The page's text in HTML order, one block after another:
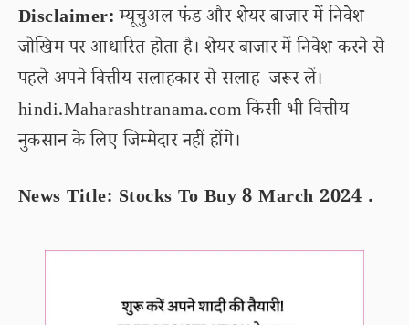
Disclaimer:म्यूचुअल फंड और शेयर बाजार में निवेश
जोखिम पर आधारित होता है। शेयर बाजार में निवेश करने से
पहले अपने वित्तीय सलाहकार से सलाह जरूर लें।
hindi.Maharashtranama.com किसी भी वित्तीय
नुकसान के लिए जिम्मेदार नहीं होंगे।
News Title: Stocks To Buy 8 March 2024 .